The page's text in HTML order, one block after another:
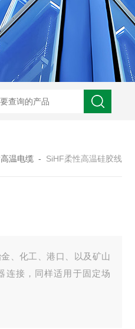
缆 H05VVC4V5-K多芯屏蔽耐油电
温电缆 - SiHF柔性高温硅胶线
、化工、港口、以及矿山
连接，同样适用于固定场